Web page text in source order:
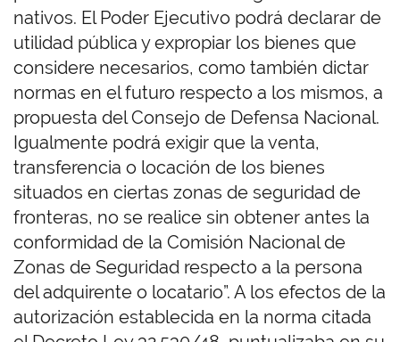
nativos. El Poder Ejecutivo podrá declarar de
utilidad pública y expropiar los bienes que
considere necesarios, como también dictar
normas en el futuro respecto a los mismos, a
propuesta del Consejo de Defensa Nacional.
Igualmente podrá exigir que la venta,
transferencia o locación de los bienes
situados en ciertas zonas de seguridad de
fronteras, no se realice sin obtener antes la
conformidad de la Comisión Nacional de
Zonas de Seguridad respecto a la persona
del adquirente o locatario”. A los efectos de la
autorización establecida en la norma citada